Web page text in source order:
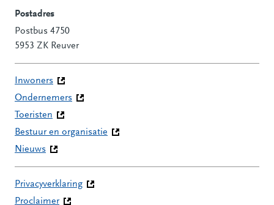
Postadres
Postbus 4750
5953 ZK Reuver
Inwoners
Ondernemers
Toeristen
Bestuur en organisatie
Nieuws
Privacyverklaring
Proclaimer